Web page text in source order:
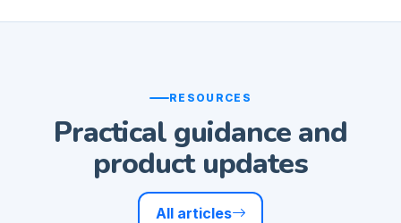
RESOURCES
Practical guidance and
product updates
All articles